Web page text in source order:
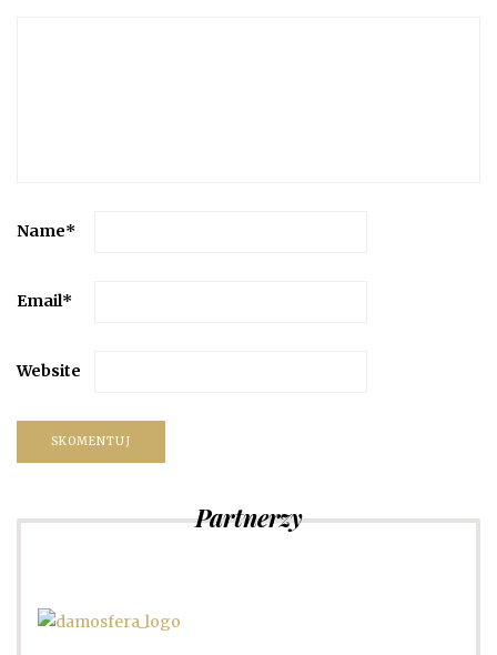
Name*
Email*
Website
Partnerzy